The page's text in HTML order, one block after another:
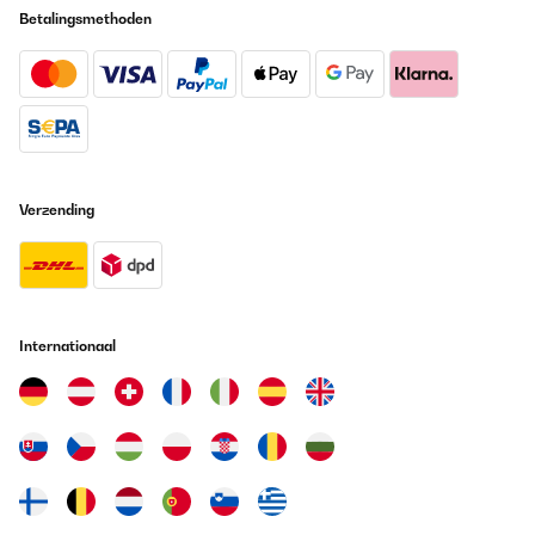
Vertaal
Perfecto para comidas con familiares. Hay que anularlo al suelo
Usuario/a de amazon
Vertaal
Aber leider ist das nicht so.
Amazon-Benutzer
Betalingsmethoden
Verzending
Internationaal